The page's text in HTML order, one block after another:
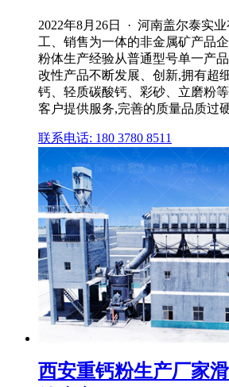
2022年8月26日 · 河南盖尔泰实
工、销售为一体的非金属矿产品
粉体生产经验从普通型号单一产
改性产品不断发展、创新,拥有超
钙、轻质碳酸钙、彩砂、立磨粉
客户提供服务,完善的质量品质过硬
联系电话: 180 3780 8511
西安重钙粉生产厂家